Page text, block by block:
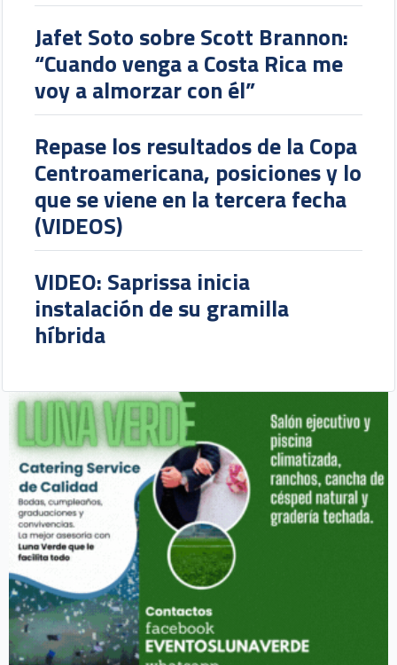
Jafet Soto sobre Scott Brannon:
“Cuando venga a Costa Rica me
voy a almorzar con él”
Repase los resultados de la Copa
Centroamericana, posiciones y lo
que se viene en la tercera fecha
(VIDEOS)
VIDEO: Saprissa inicia
instalación de su gramilla
híbrida